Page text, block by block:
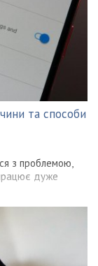
та способи
з проблемою,
дуже